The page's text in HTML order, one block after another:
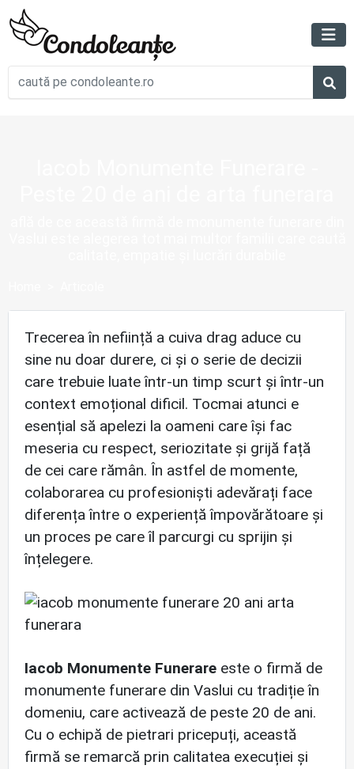
Trecerea în neființă a cuiva drag aduce cu
sine nu doar durere, ci și o serie de decizii
care trebuie luate într-un timp scurt și într-un
context emoțional dificil. Tocmai atunci e
esențial să apelezi la oameni care își fac
meseria cu respect, seriozitate și grijă față
de cei care rămân. În astfel de momente,
colaborarea cu profesioniști adevărați face
diferența între o experiență împovărătoare și
un proces pe care îl parcurgi cu sprijin și
înțelegere.
Iacob Monumente Funerare este o firmă de
monumente funerare din Vaslui cu tradiție în
domeniu, care activează de peste 20 de ani.
Cu o echipă de pietrari pricepuți, această
firmă se remarcă prin calitatea execuției și